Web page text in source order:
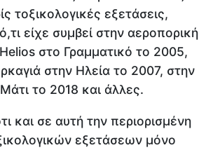
τοξικολογικές εξετάσεις,
είχε συμβεί στην αεροπορική
στο Γραμματικό το 2005,
στην Ηλεία το 2007, στην
το 2018 και άλλες.
και σε αυτή την περιορισμένη
εξετάσεων μόνο